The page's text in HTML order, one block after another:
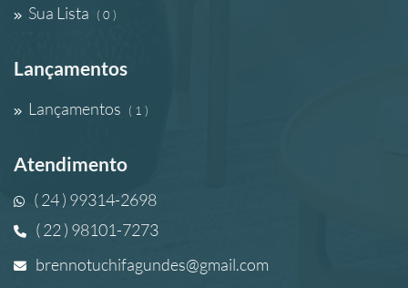
Sua Lista ( 0 )
Lançamentos
Lançamentos ( 1 )
Atendimento
( 24 ) 99314-2698
( 22 ) 98101-7273
brennotuchifagundes@gmail.com